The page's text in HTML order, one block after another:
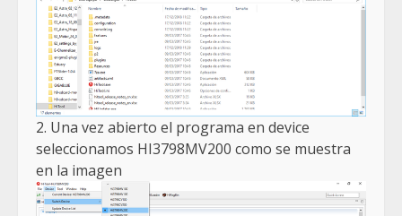
2. Una vez abierto el programa en device
seleccionamos HI3798MV200 como se muestra
en la imagen